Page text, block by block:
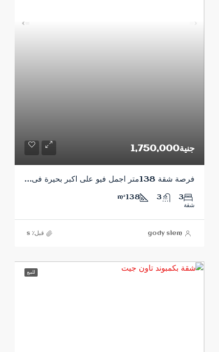
جنية1,750,000
فرصة شقة 138متر اجمل فيو على اكبر بحيرة فى المشروع
3
3
138
m²
شقة
gody slem قبل٪ s
للبيع